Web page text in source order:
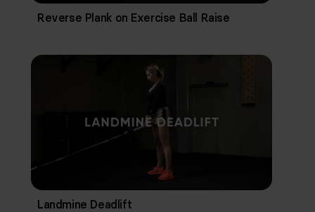
Reverse Plank on Exercise Ball Raise
Landmine Deadlift